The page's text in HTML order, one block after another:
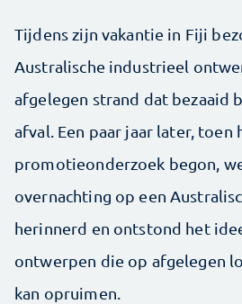
Tijdens zijn vakantie in Fiji
Australische industrieel
afgelegen strand dat bezaaid
afval. Een paar jaar later, toen
promotieonderzoek begon,
overnachting op een
herinnerd en ontstond het
ontwerpen die op afgelegen
kan opruimen.